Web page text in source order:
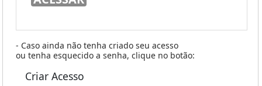
- Caso ainda não tenha criado seu acesso
ou tenha esquecido a senha, clique no botão:
Criar Acesso